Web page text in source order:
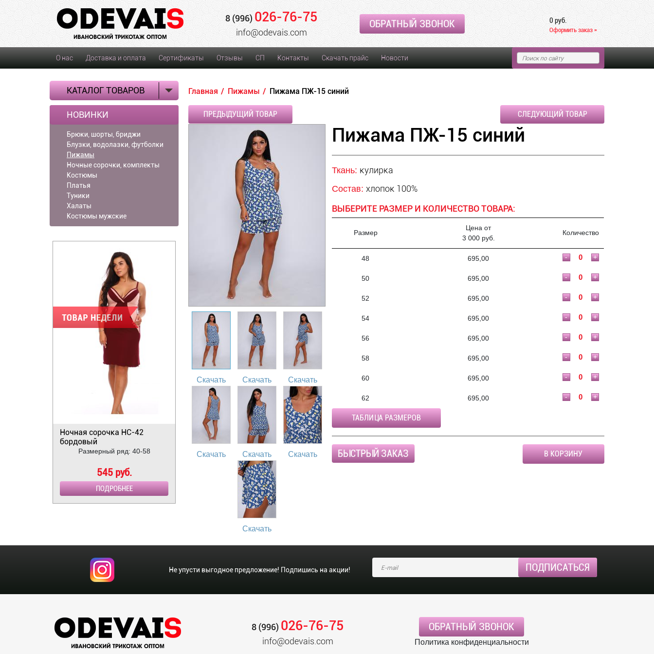
8 (996) 026-76-75
info@odevais.com
ОБРАТНЫЙ ЗВОНОК 0 руб.
Оформить заказ »
О нас Доставка и оплата Сертификаты Отзывы СП Контакты Скачать прайс Новости
КАТАЛОГ ТОВАРОВ
НОВИНКИ
Брюки, шорты, бриджи
Блузки, водолазки, футболки
Пижамы
Ночные сорочки, комплекты
Костюмы
Платья
Туники
Халаты
Костюмы мужские
Ночная сорочка НС-42
бордовый
Размерный ряд: 40-58
545 руб.
ПОДРОБНЕЕ
Главная Пижамы Пижама ПЖ-15 синий
ПРЕДЫДУЩИЙ ТОВАР СЛЕДУЮЩИЙ ТОВАР
Скачать Скачать Скачать
Скачать Скачать Скачать
Скачать
Пижама ПЖ-15 синий
Ткань: кулирка
Состав: хлопок 100%
ВЫБЕРИТЕ РАЗМЕР И КОЛИЧЕСТВО ТОВАРА:
Размер
Цена от
3 000 руб.
Количество
48 695,00 +
-
50 695,00 +
-
52 695,00 +
-
54 695,00 +
-
56 695,00 +
-
58 695,00 +
-
60 695,00 +
-
62 695,00 +
-
ТАБЛИЦА РАЗМЕРОВ
БЫСТРЫЙ ЗАКАЗ В КОРЗИНУ
Не упусти выгодное предложение! Подпишись на акции!
8 (996) 026-76-75
info@odevais.com
ОБРАТНЫЙ ЗВОНОК
Политика конфиденциальности